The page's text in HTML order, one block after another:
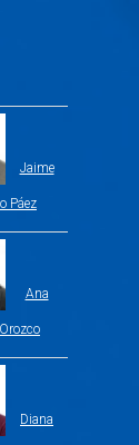
Jaime
Páez
Ana
Diana